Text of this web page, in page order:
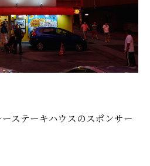
ステーキハウスのスポンサー